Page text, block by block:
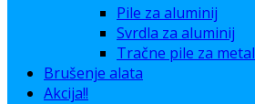
Pile za aluminij
Svrdla za aluminij
Tračne pile za metal
Brušenje alata
Akcija!!